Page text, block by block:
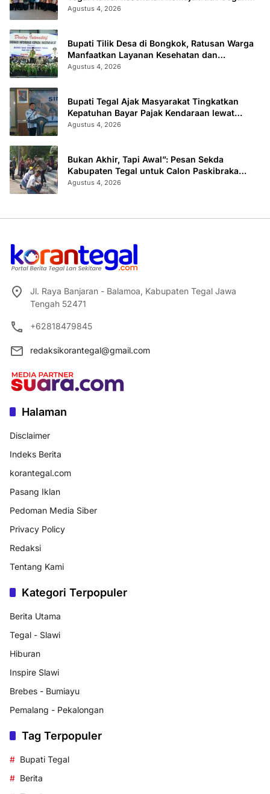
Stunting
Agustus 4, 2026
Bupati Tilik Desa di Bongkok, Ratusan Warga
Manfaatkan Layanan Kesehatan dan
Administrasi
Agustus 4, 2026
Bupati Tegal Ajak Masyarakat Tingkatkan
Kepatuhan Bayar Pajak Kendaraan lewat
“TULUS NGOPENI”
Agustus 4, 2026
Bukan Akhir, Tapi Awal”: Pesan Sekda
Kabupaten Tegal untuk Calon Paskibraka
2026
Agustus 4, 2026
Jl. Raya Banjaran - Balamoa, Kabupaten Tegal Jawa
Tengah 52471
+62818479845
redaksikorantegal@gmail.com
Halaman
Disclaimer
Indeks Berita
korantegal.com
Pasang Iklan
Pedoman Media Siber
Privacy Policy
Redaksi
Tentang Kami
Kategori Terpopuler
Berita Utama
Tegal - Slawi
Hiburan
Inspire Slawi
Brebes - Bumiayu
Pemalang - Pekalongan
Tag Terpopuler
Bupati Tegal
Berita